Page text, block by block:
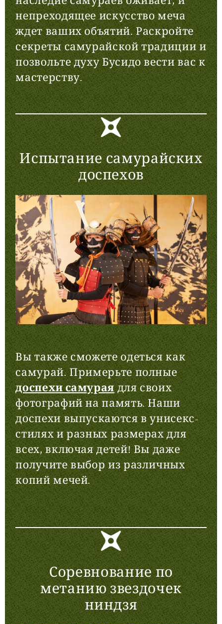
непреходящее искусство меча
ждет ваших объятий. Раскройте
секреты самурайской традиции и
позвольте духу Бусидо вести вас к
мастерству.
Испытание самурайских
доспехов
Вы также сможете одеться как
самурай. Примерьте полные
доспехи самурая для своих
фотографий на память. Наши
доспехи выпускаются в унисекс-
стилях и разных размерах для
всех, включая детей! Вы даже
получите выбор из различных
копий мечей.
Соревнование по
метанию звездочек
ниндзя